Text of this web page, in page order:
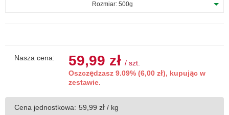
Rozmiar: 500g
Nasza cena: 59,99 zł / szt.
Oszczędzasz 9.09% (6,00 zł), kupując w
zestawie.
Cena jednostkowa: 59,99 zł / kg